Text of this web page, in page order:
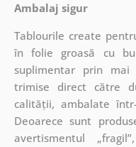
Ambalaj sigur
Tablourile create
în folie groasă cu
suplimentar prin
trimise direct către
calității, ambalate
Deoarece sunt
avertismentul